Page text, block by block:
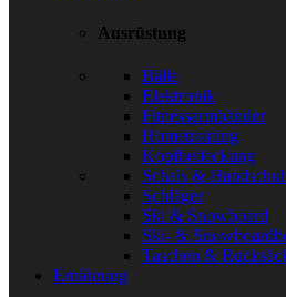
Ausrüstung
Bälle
Elektronik
Fitnessarmbänder
Hometraining
Kopfbedeckung
Schals &
Schläger
Ski & Snowboard
Ski- &
Taschen &
Ernährung